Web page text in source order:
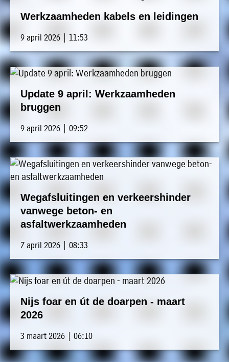
Werkzaamheden kabels en leidingen
9 april 2026 | 11:53
Update 9 april: Werkzaamheden
bruggen
9 april 2026 | 09:52
Wegafsluitingen en verkeershinder
vanwege beton- en
asfaltwerkzaamheden
7 april 2026 | 08:33
Nijs foar en út de doarpen - maart
2026
3 maart 2026 | 06:10